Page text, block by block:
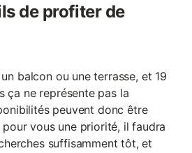
de profiter de
balcon ou une terrasse, et 19
ça ne représente pas la
peuvent donc être
vous une priorité, il faudra
suffisamment tôt, et